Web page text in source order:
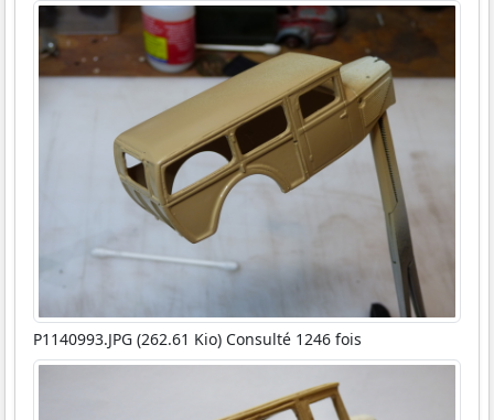
P1140993.JPG (262.61 Kio) Consulté 1246 fois